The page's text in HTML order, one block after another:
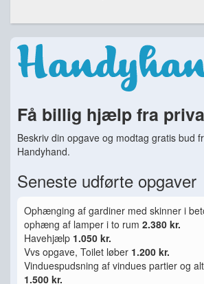
Få billig hjælp fra
Beskriv din opgave og modtag gratis bud
Handyhand.
Seneste udførte opgaver
Ophænging af gardiner med skinner i
ophæng af lamper i to rum 2.380 kr.
Havehjælp 1.050 kr.
Vvs opgave, Toilet løber 1.200 kr.
Vinduespudsning af vindues partier og
1.500 kr.